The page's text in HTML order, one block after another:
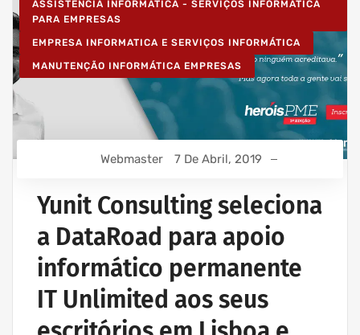
ASSISTÊNCIA INFORMÁTICA - SERVIÇOS INFORMÁTICA
PARA EMPRESAS
EMPRESA INFORMATICA E SERVIÇOS INFORMÁTICA
MANUTENÇÃO INFORMÁTICA EMPRESAS
Webmaster 7 De Abril, 2019
Yunit Consulting seleciona
a DataRoad para apoio
informático permanente
IT Unlimited aos seus